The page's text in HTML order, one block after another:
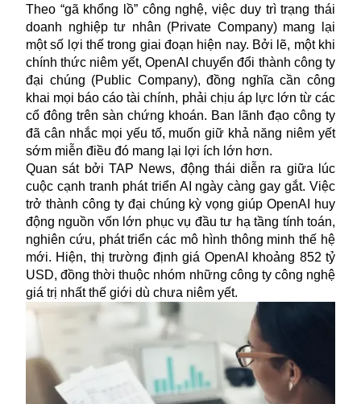
Theo “gã khổng lồ” công nghệ, việc duy trì trạng thái
doanh nghiệp tư nhân (Private Company) mang lại
một số lợi thế trong giai đoạn hiện nay. Bởi lẽ, một khi
chính thức niêm yết, OpenAI chuyển đổi thành công ty
đại chúng (Public Company), đồng nghĩa cần công
khai mọi báo cáo tài chính, phải chịu áp lực lớn từ các
cổ đông trên sàn chứng khoán. Ban lãnh đạo công ty
đã cân nhắc mọi yếu tố, muốn giữ khả năng niêm yết
sớm miễn điều đó mang lại lợi ích lớn hơn.
Quan sát bởi TAP News, động thái diễn ra giữa lúc
cuộc cạnh tranh phát triển AI ngày càng gay gắt. Việc
trở thành công ty đại chúng kỳ vọng giúp OpenAI huy
động nguồn vốn lớn phục vụ đầu tư hạ tầng tính toán,
nghiên cứu, phát triển các mô hình thông minh thế hệ
mới. Hiện, thị trường định giá OpenAI khoảng 852 tỷ
USD, đồng thời thuộc nhóm những công ty công nghệ
giá trị nhất thế giới dù chưa niêm yết.